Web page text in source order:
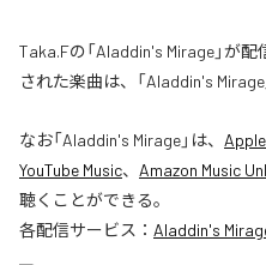
Taka.Fの「Aladdin's Mirage」が
された楽曲は、「Aladdin's
なお「Aladdin's Mirage」は、
YouTube Music、 Amazon Music
聴くことができる。
各配信サービス： Aladdin's